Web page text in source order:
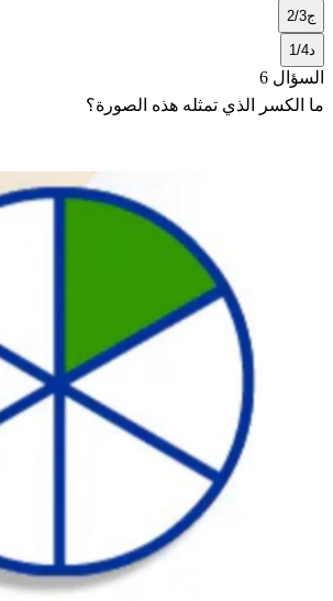
ج2/3
1/4
السؤال 6
ما الكسر الذي تمثله هذه الصورة؟